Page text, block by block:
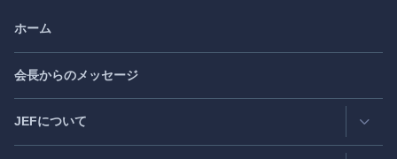
ホーム
会長からのメッセージ
JEFについて